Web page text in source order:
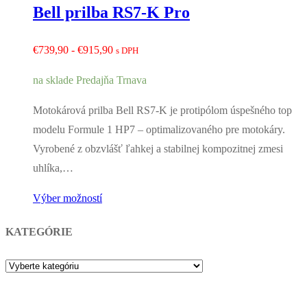
Bell prilba RS7-K Pro
€739,90 - €915,90Rozpětí
€739,90
až
€915,90
s DPH
na sklade Predajňa Trnava
Motokárová prilba Bell RS7-K je protipólom úspešného top
modelu Formule 1 HP7 – optimalizovaného pre motokáry.
Vyrobené z obzvlášť ľahkej a stabilnej kompozitnej zmesi
uhlíka,…
Výber možností
KATEGÓRIE